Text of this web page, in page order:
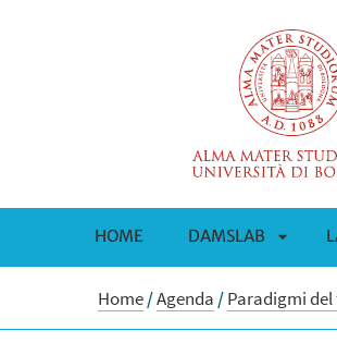
HOME DAMSLAB
APRI
Home/Agenda /Paradigmi